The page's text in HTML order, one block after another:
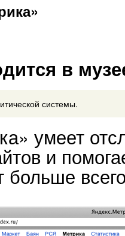
в
системы.
умеет
и
больше